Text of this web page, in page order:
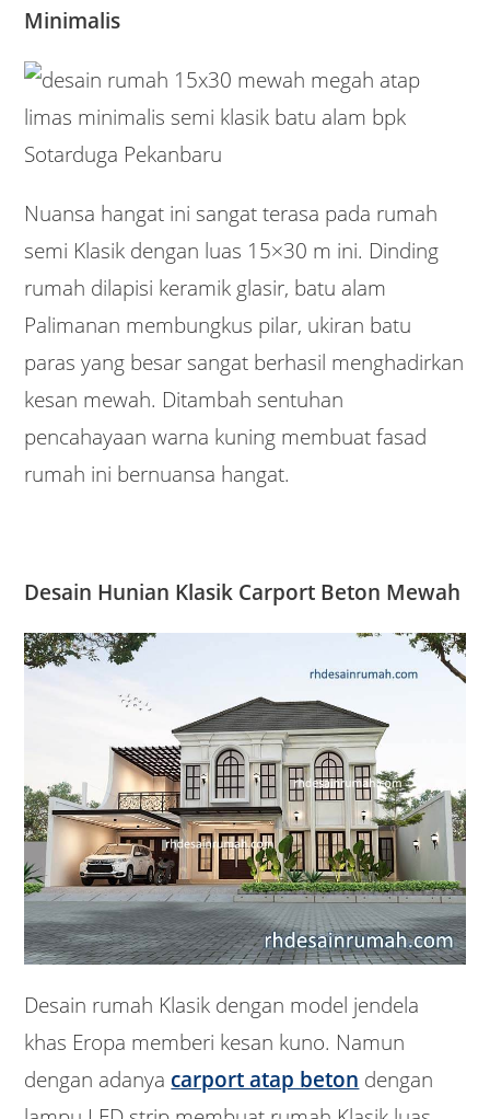
Minimalis
Nuansa hangat ini sangat terasa pada rumah
semi Klasik dengan luas 15×30 m ini. Dinding
rumah dilapisi keramik glasir, batu alam
Palimanan membungkus pilar, ukiran batu
paras yang besar sangat berhasil menghadirkan
kesan mewah. Ditambah sentuhan
pencahayaan warna kuning membuat fasad
rumah ini bernuansa hangat.
Desain Hunian Klasik Carport Beton Mewah
Desain rumah Klasik dengan model jendela
khas Eropa memberi kesan kuno. Namun
dengan adanya carport atap beton dengan